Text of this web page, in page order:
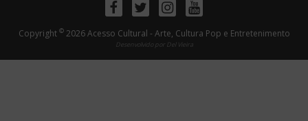
FacebookTwitterInstagramYoutube
Copyright ©2026 Acesso Cultural - Arte, Cultura Pop e Entretenimento
Desenvolvido por Del Vieira